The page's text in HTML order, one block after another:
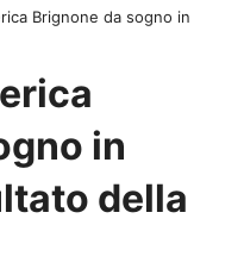
Brignone da sogno in
in
della